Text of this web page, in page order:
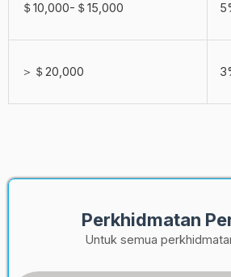
＄10,000-＄15,000
＞＄20,000
Perkhidmatan
Untuk semua